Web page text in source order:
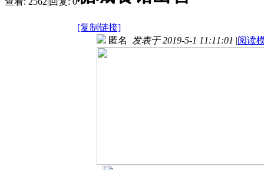
[复制链接]
匿名 发表于 2019-5-1 11:11:01 |阅读